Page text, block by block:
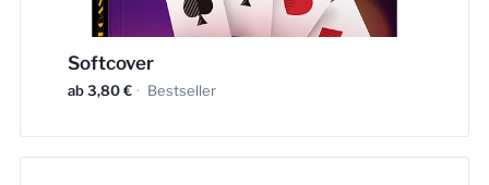
Softcover
ab 3,80 € · Bestseller